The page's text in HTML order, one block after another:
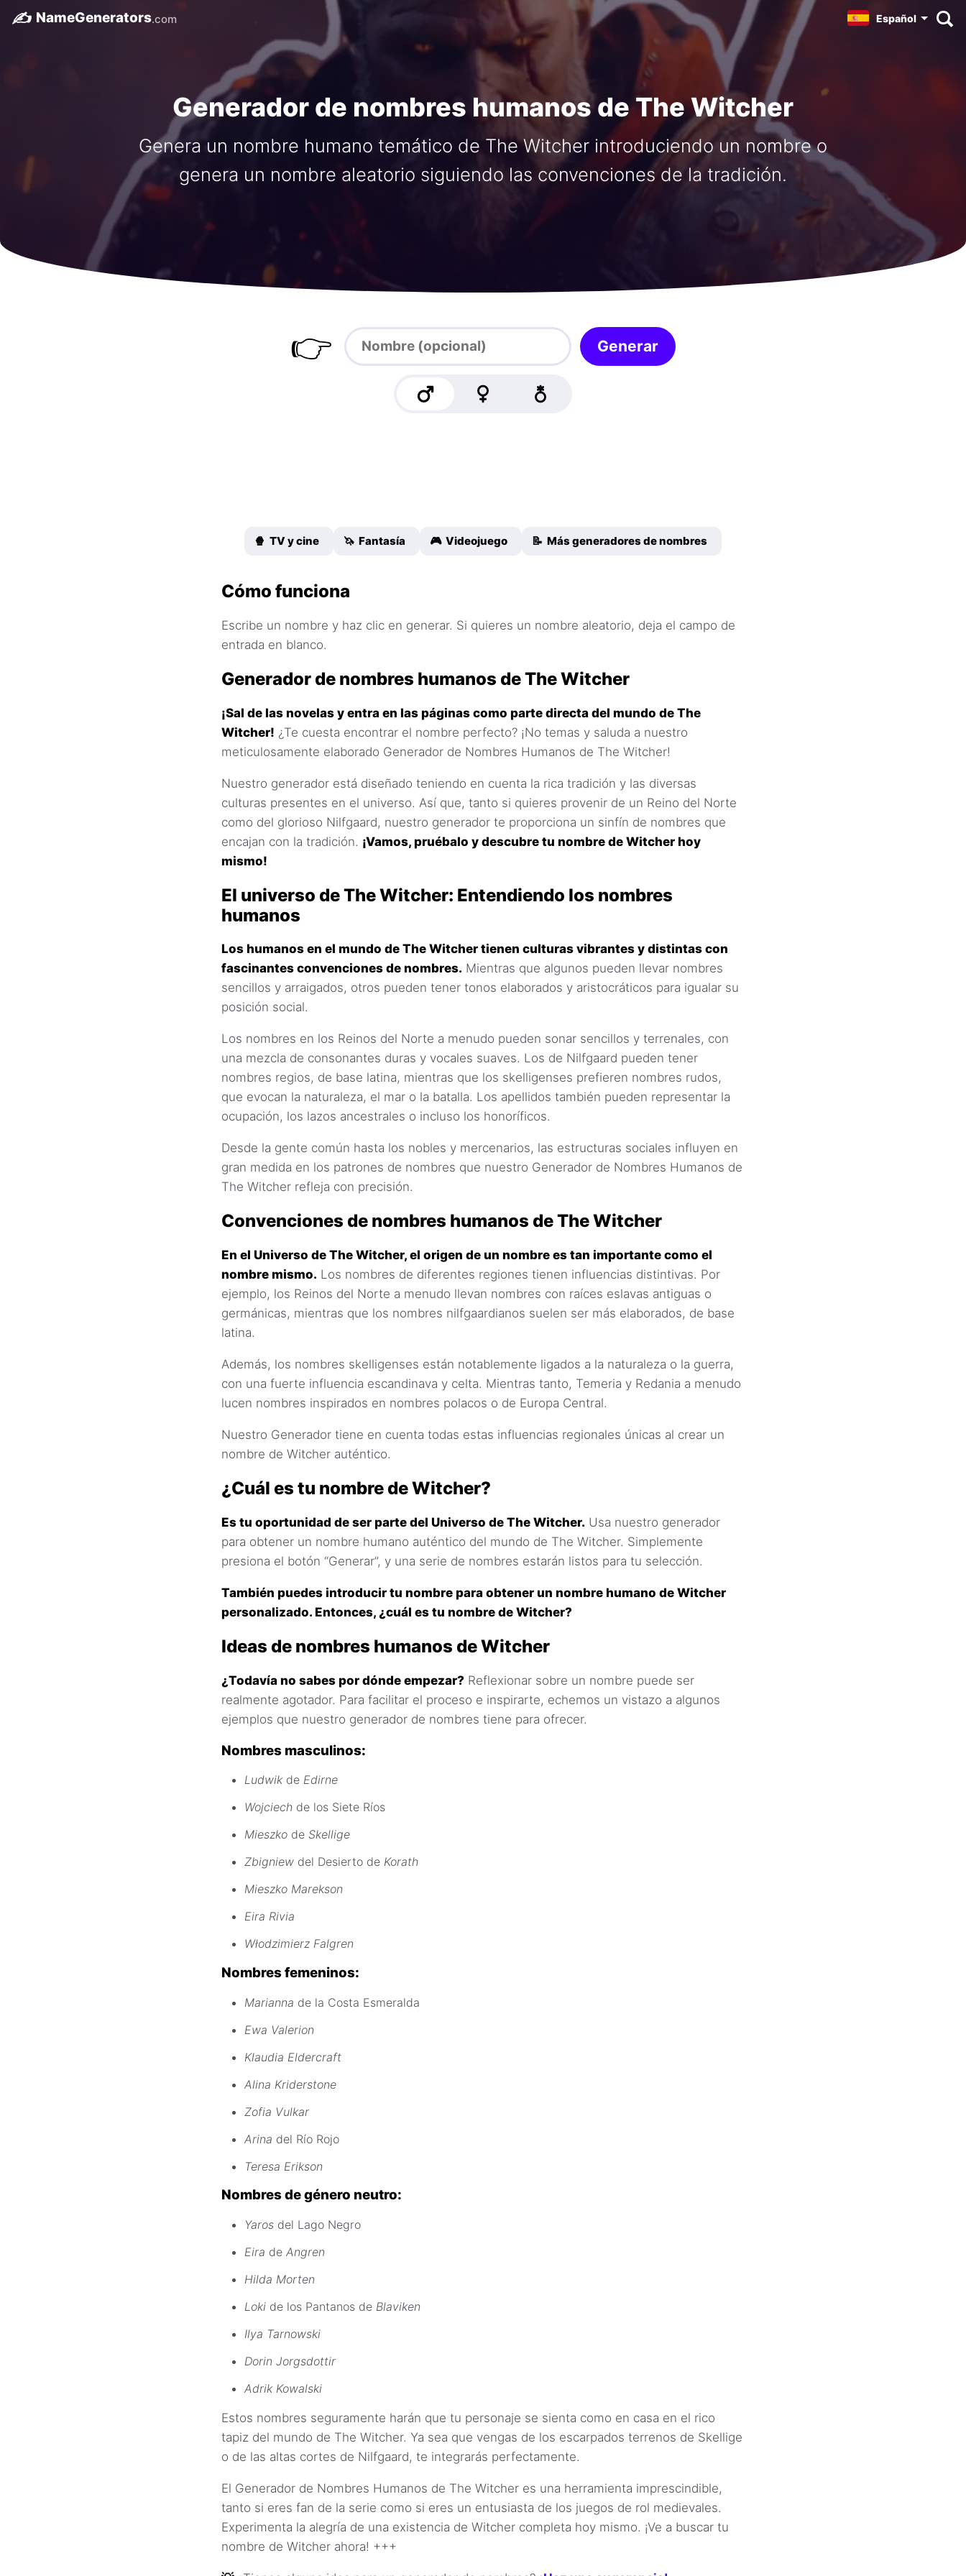
✍️ NameGenerators.com Español
Generador de nombres humanos de The Witcher
Genera un nombre humano temático de The Witcher introduciendo un nombre o
genera un nombre aleatorio siguiendo las convenciones de la tradición.
👉 Generar
🍿 TV y cine 🦄 Fantasía 🎮 Videojuego 📝 Más generadores de nombres
Cómo funciona
Escribe un nombre y haz clic en generar. Si quieres un nombre aleatorio, deja el campo de
entrada en blanco.
Generador de nombres humanos de The Witcher
¡Sal de las novelas y entra en las páginas como parte directa del mundo de The
Witcher! ¿Te cuesta encontrar el nombre perfecto? ¡No temas y saluda a nuestro
meticulosamente elaborado Generador de Nombres Humanos de The Witcher!
Nuestro generador está diseñado teniendo en cuenta la rica tradición y las diversas
culturas presentes en el universo. Así que, tanto si quieres provenir de un Reino del Norte
como del glorioso Nilfgaard, nuestro generador te proporciona un sinfín de nombres que
encajan con la tradición. ¡Vamos, pruébalo y descubre tu nombre de Witcher hoy
mismo!
El universo de The Witcher: Entendiendo los nombres
humanos
Los humanos en el mundo de The Witcher tienen culturas vibrantes y distintas con
fascinantes convenciones de nombres. Mientras que algunos pueden llevar nombres
sencillos y arraigados, otros pueden tener tonos elaborados y aristocráticos para igualar su
posición social.
Los nombres en los Reinos del Norte a menudo pueden sonar sencillos y terrenales, con
una mezcla de consonantes duras y vocales suaves. Los de Nilfgaard pueden tener
nombres regios, de base latina, mientras que los skelligenses prefieren nombres rudos,
que evocan la naturaleza, el mar o la batalla. Los apellidos también pueden representar la
ocupación, los lazos ancestrales o incluso los honoríficos.
Desde la gente común hasta los nobles y mercenarios, las estructuras sociales influyen en
gran medida en los patrones de nombres que nuestro Generador de Nombres Humanos de
The Witcher refleja con precisión.
Convenciones de nombres humanos de The Witcher
En el Universo de The Witcher, el origen de un nombre es tan importante como el
nombre mismo. Los nombres de diferentes regiones tienen influencias distintivas. Por
ejemplo, los Reinos del Norte a menudo llevan nombres con raíces eslavas antiguas o
germánicas, mientras que los nombres nilfgaardianos suelen ser más elaborados, de base
latina.
Además, los nombres skelligenses están notablemente ligados a la naturaleza o la guerra,
con una fuerte influencia escandinava y celta. Mientras tanto, Temeria y Redania a menudo
lucen nombres inspirados en nombres polacos o de Europa Central.
Nuestro Generador tiene en cuenta todas estas influencias regionales únicas al crear un
nombre de Witcher auténtico.
¿Cuál es tu nombre de Witcher?
Es tu oportunidad de ser parte del Universo de The Witcher. Usa nuestro generador
para obtener un nombre humano auténtico del mundo de The Witcher. Simplemente
presiona el botón “Generar”, y una serie de nombres estarán listos para tu selección.
También puedes introducir tu nombre para obtener un nombre humano de Witcher
personalizado. Entonces, ¿cuál es tu nombre de Witcher?
Ideas de nombres humanos de Witcher
¿Todavía no sabes por dónde empezar? Reflexionar sobre un nombre puede ser
realmente agotador. Para facilitar el proceso e inspirarte, echemos un vistazo a algunos
ejemplos que nuestro generador de nombres tiene para ofrecer.
Nombres masculinos:
Ludwik de Edirne
Wojciech de los Siete Ríos
Mieszko de Skellige
Zbigniew del Desierto de Korath
Mieszko Marekson
Eira Rivia
Włodzimierz Falgren
Nombres femeninos:
Marianna de la Costa Esmeralda
Ewa Valerion
Klaudia Eldercraft
Alina Kriderstone
Zofia Vulkar
Arina del Río Rojo
Teresa Erikson
Nombres de género neutro:
Yaros del Lago Negro
Eira de Angren
Hilda Morten
Loki de los Pantanos de Blaviken
Ilya Tarnowski
Dorin Jorgsdottir
Adrik Kowalski
Estos nombres seguramente harán que tu personaje se sienta como en casa en el rico
tapiz del mundo de The Witcher. Ya sea que vengas de los escarpados terrenos de Skellige
o de las altas cortes de Nilfgaard, te integrarás perfectamente.
El Generador de Nombres Humanos de The Witcher es una herramienta imprescindible,
tanto si eres fan de la serie como si eres un entusiasta de los juegos de rol medievales.
Experimenta la alegría de una existencia de Witcher completa hoy mismo. ¡Ve a buscar tu
nombre de Witcher ahora! +++